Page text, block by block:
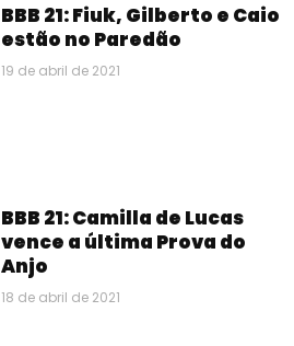
BBB 21: Fiuk, Gilberto e Caio
estão no Paredão
19 de abril de 2021
BBB 21: Camilla de Lucas
vence a última Prova do
Anjo
18 de abril de 2021